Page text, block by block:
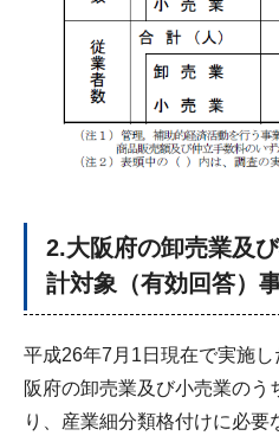
2.大阪府の卸売業及
計対象（有効回答）
平成26年7月1日現在で実施
阪府の卸売業及び小売業のう
り、産業細分類格付けに必